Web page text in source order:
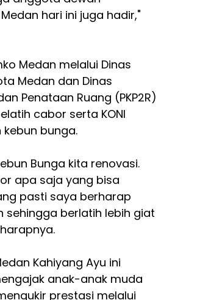
hari ini juga hadir,"
Medan melalui Dinas
Medan dan Dinas
Penataan Ruang (PKP2R)
cabor serta KONI
bunga.
Bunga kita renovasi.
apa saja yang bisa
pasti saya berharap
berlatih lebih giat
Kahiyang Ayu ini
anak-anak muda
prestasi melalui